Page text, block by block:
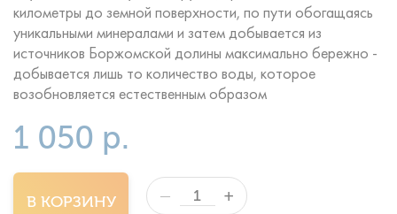
километры до земной поверхности, по пути обогащаясь
уникальными минералами и затем добывается из
источников Боржомской долины максимально бережно -
добывается лишь то количество воды, которое
возобновляется естественным образом
1 050 р.
В КОРЗИНУ — +